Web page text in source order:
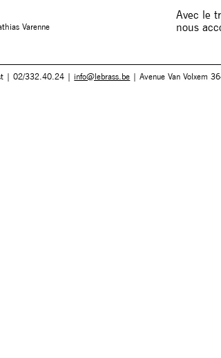
Varenne
Avec le
nous
| 02/332.40.24 | info@lebrass.be | Avenue Van Volxem